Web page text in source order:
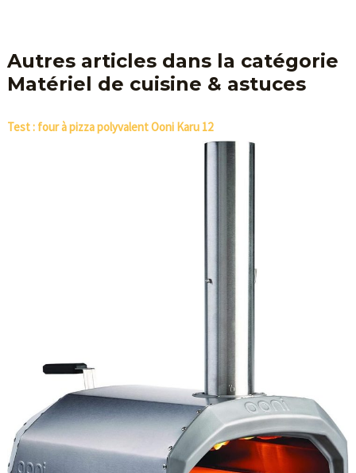
Autres articles dans la catégorie
Matériel de cuisine & astuces
Test : four à pizza polyvalent Ooni Karu 12